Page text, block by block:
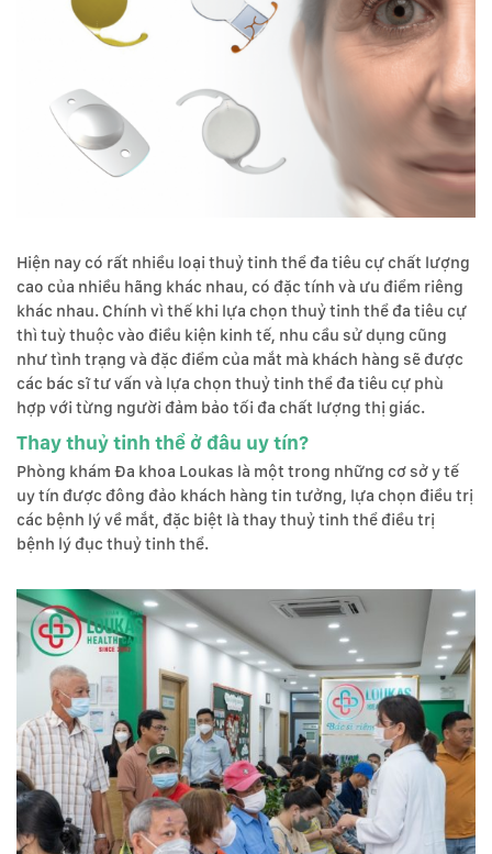
Hiện nay có rất nhiều loại thuỷ tinh thể đa tiêu cự chất lượng
cao của nhiều hãng khác nhau, có đặc tính và ưu điểm riêng
khác nhau. Chính vì thế khi lựa chọn thuỷ tinh thể đa tiêu cự
thì tuỳ thuộc vào điều kiện kinh tế, nhu cầu sử dụng cũng
như tình trạng và đặc điểm của mắt mà khách hàng sẽ được
các bác sĩ tư vấn và lựa chọn thuỷ tinh thể đa tiêu cự phù
hợp với từng người đảm bảo tối đa chất lượng thị giác.
Thay thuỷ tinh thể ở đâu uy tín?
Phòng khám Đa khoa Loukas là một trong những cơ sở y tế
uy tín được đông đảo khách hàng tin tưởng, lựa chọn điều trị
các bệnh lý về mắt, đặc biệt là thay thuỷ tinh thể điều trị
bệnh lý đục thuỷ tinh thể.